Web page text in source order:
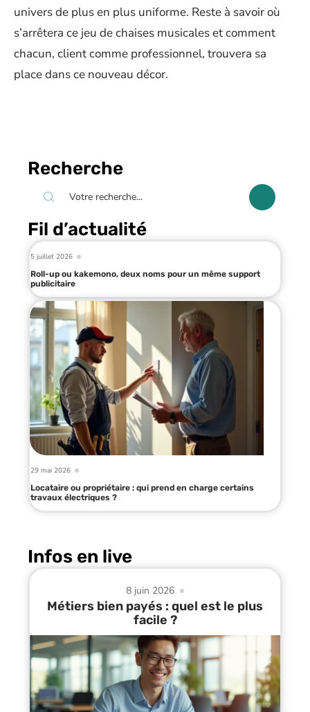
univers de plus en plus uniforme. Reste à savoir où
s’arrêtera ce jeu de chaises musicales et comment
chacun, client comme professionnel, trouvera sa
place dans ce nouveau décor.
Recherche
Fil d’actualité
5 juillet 2026
Roll-up ou kakemono, deux noms pour un même support
publicitaire
29 mai 2026
Locataire ou propriétaire : qui prend en charge certains
travaux électriques ?
Infos en live
8 juin 2026
Métiers bien payés : quel est le plus
facile ?